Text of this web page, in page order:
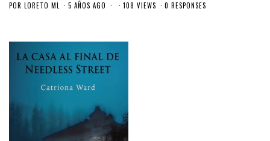
POR LORETO ML 5 AÑOS AGO 108 VIEWS 0 RESPONSES